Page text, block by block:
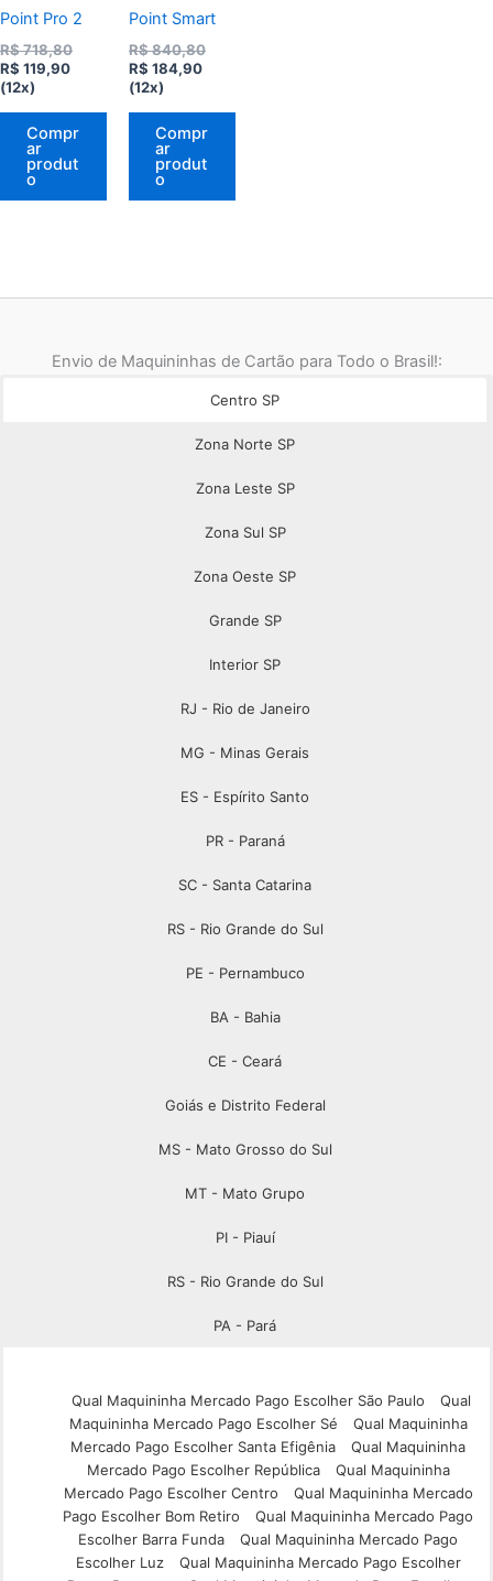
Point Pro 2
R$718,80O
R$ 119,90O
R$ 119,90.
(12x)
Compr
ar
produt
o
Point Smart
R$840,80O
R$ 184,90O
R$ 184,90.
(12x)
Compr
ar
produt
o
Envio de Maquininhas de Cartão para Todo o Brasil!:
Centro SP
Zona Norte SP
Zona Leste SP
Zona Sul SP
Zona Oeste SP
Grande SP
Interior SP
RJ - Rio de Janeiro
MG - Minas Gerais
ES - Espírito Santo
PR - Paraná
SC - Santa Catarina
RS - Rio Grande do Sul
PE - Pernambuco
BA - Bahia
CE - Ceará
Goiás e Distrito Federal
MS - Mato Grosso do Sul
MT - Mato Grupo
PI - Piauí
RS - Rio Grande do Sul
PA - Pará
Qual Maquininha Mercado Pago Escolher São Paulo
Qual
Maquininha Mercado Pago Escolher Sé
Qual Maquininha
Mercado Pago Escolher Santa Efigênia
Qual Maquininha
Mercado Pago Escolher República
Qual Maquininha
Mercado Pago Escolher Centro
Qual Maquininha Mercado
Pago Escolher Bom Retiro
Qual Maquininha Mercado Pago
Escolher Barra Funda
Qual Maquininha Mercado Pago
Escolher Luz
Qual Maquininha Mercado Pago Escolher